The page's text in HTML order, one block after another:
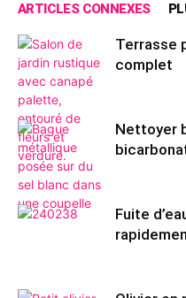
ARTICLES CONNEXES
Terrasse
complet
Nettoyer
Fuite